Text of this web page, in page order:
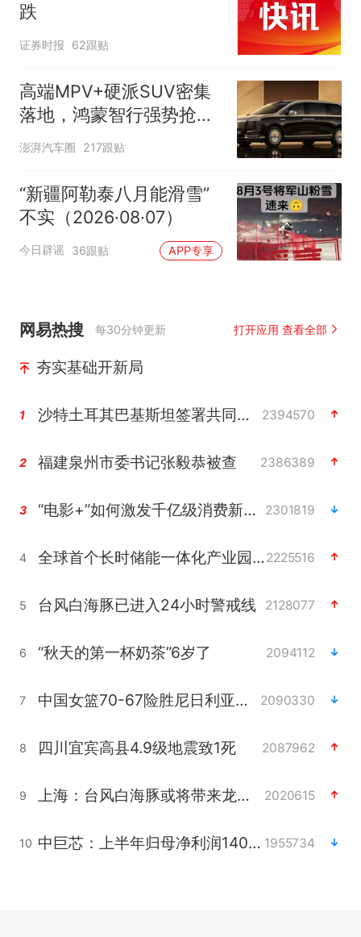
跌
证券时报 62跟贴
高端MPV+硬派SUV密集
落地，鸿蒙智行强势抢占
自主高端市场制高点
澎湃汽车圈 217跟贴
“新疆阿勒泰八月能滑雪”
不实（2026·08·07）
今日辟谣 36跟贴 APP专享
网易热搜 每30分钟更新 打开应用 查看全部
夯实基础开新局
1 沙特土耳其巴基斯坦签署共同防务协议 2394570
2 福建泉州市委书记张毅恭被查 2386389
3 “电影+”如何激发千亿级消费新活力？ 2301819
4 全球首个长时储能一体化产业园量产2225516
5 台风白海豚已进入24小时警戒线 2128077
6 “秋天的第一杯奶茶”6岁了 2094112
7 中国女篮70-67险胜尼日利亚女篮 2090330
8 四川宜宾高县4.9级地震致1死 2087962
9 上海：台风白海豚或将带来龙卷风 2020615
10 中巨芯：上半年归母净利润1405.77万元 1955734